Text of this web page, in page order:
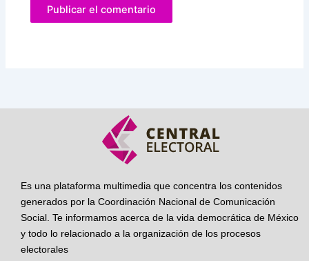
Es una plataforma multimedia que concentra los contenidos
generados por la Coordinación Nacional de Comunicación
Social. Te informamos acerca de la vida democrática de México
y todo lo relacionado a la organización de los procesos
electorales